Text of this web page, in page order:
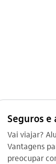
Seguros e
Vai viajar?
Vantagens
preocupar